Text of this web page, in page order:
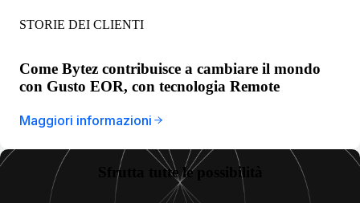
STORIE DEI CLIENTI
Come Bytez contribuisce a cambiare il mondo
con Gusto EOR, con tecnologia Remote
Maggiori informazioni
Sfrutta tutte le possibilità